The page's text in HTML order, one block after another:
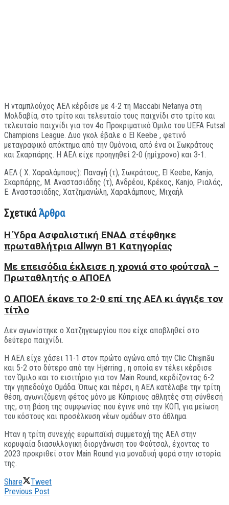
Η νταμπλούχος ΑΕΛ κέρδισε με 4-2 τη Maccabi Netanya στη
Μολδαβία, στο τρίτο και τελευταίο τους παιχνίδι στο τρίτο και
τελευταίο παιχνίδι για τον 4ο Προκριματικό Όμιλο του UEFA Futsal
Champions League. Δυο γκολ έβαλε ο El Keebe , φετινό
μεταγραφικό απόκτημα από την Ομόνοια, από ένα οι Σωκράτους
και Σκαρπάρης. Η ΑΕΛ είχε προηγηθεί 2-0 (ημίχρονο) και 3-1.
ΑΕΛ ( Χ. Χαραλάμπους): Παναγή (τ), Σωκράτους, El Keebe, Kanjo,
Σκαρπάρης, Μ. Αναστασιάδης (τ), Ανδρέου, Κρέκος, Kanjo, Ριαλάς,
Ε. Αναστασιάδης, Χατζημανώλη, Χαραλάμπους, Μιχαήλ
ΣχετικάΆρθρα
Η Ύδρα Ασφαλιστική ΕΝΑΔ στέφθηκε
πρωταθλήτρια Allwyn Β1 Κατηγορίας
Με επεισόδια έκλεισε η χρονιά στο φούτσαλ –
Πρωταθλητής ο ΑΠΟΕΛ
O ΑΠΟΕΛ έκανε το 2-0 επί της ΑΕΛ κι άγγιξε τον
τίτλο
Δεν αγωνίστηκε ο Χατζηγεωργίου που είχε αποβληθεί στο
δεύτερο παιχνίδι.
H ΑΕΛ είχε χάσει 11-1 στον πρώτο αγώνα από την Clic Chişinău
και 5-2 στο δύτερο από την Hjørring , η οποία εν τέλει κέρδισε
τον Όμιλο και το εισιτήριο για τον Main Round, κερδίζοντας 6-2
την γηπεδούχο Ομάδα. Όπως και πέρσι, η ΑΕΛ κατέλαβε την τρίτη
θέση, αγωνιζόμενη φέτος μόνο με Κύπριους αθλητές στη σύνθεσή
της, στη βάση της συμφωνίας που έγινε υπό την ΚΟΠ, για μείωση
του κόστους και προσέλκυση νέων ομάδων στο άθλημα.
Ηταν η τρίτη συνεχής ευρωπαϊκή συμμετοχή της ΑΕΛ στην
κορυφαία διασυλλογική διοργάνωση του Φούτσαλ, έχοντας το
2023 προκριθεί στον Main Round για μοναδική φορά στην ιστορία
της.
Share
Tweet
Previous Post